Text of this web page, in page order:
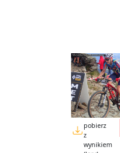
pobierz
z
wynikiem